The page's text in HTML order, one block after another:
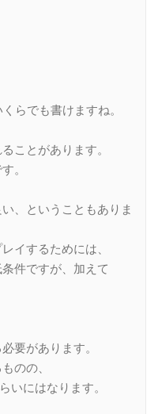
らでも書けますね。
ことがあります。
。
、ということもありま
イするためには、
件ですが、加えて
要があります。
のの、
いにはなります。